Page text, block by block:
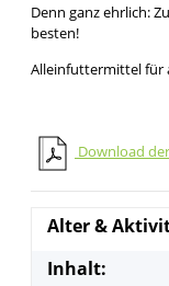
Denn ganz ehrlich:
besten!
Alleinfuttermittel für
Download
Alter &
Inhalt: